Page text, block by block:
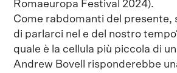
Romaeuropa Festival 2024).
Come rabdomanti del presente,
di parlarci nel e del nostro
quale è la cellula più piccola di
Andrew Bovell risponderebbe